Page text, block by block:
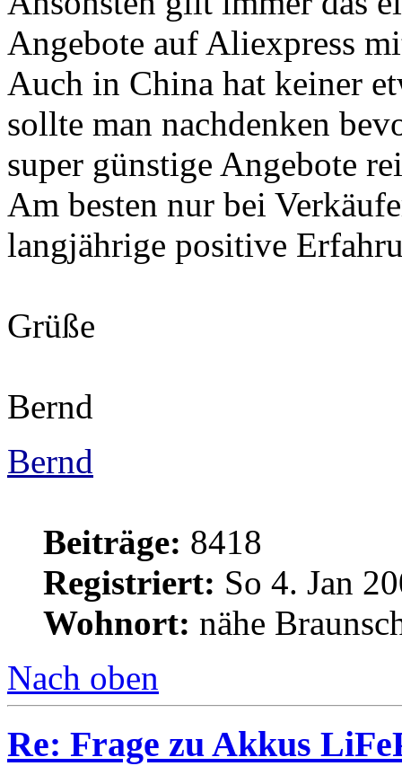
Angebote auf Aliexpress
Auch in China hat keiner
sollte man nachdenken
super günstige Angebote
Am besten nur bei
langjährige positive
Grüße
Bernd
Bernd
Beiträge: 8418
Registriert: So 4. Jan
Wohnort: nähe
Nach oben
Re: Frage zu Akkus